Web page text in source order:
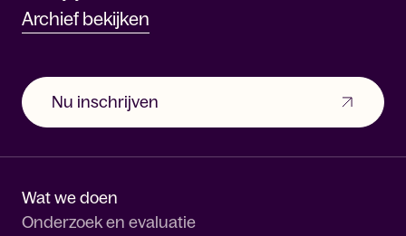
Archief bekijken
Nu inschrijven
Wat we doen
Onderzoek en evaluatie